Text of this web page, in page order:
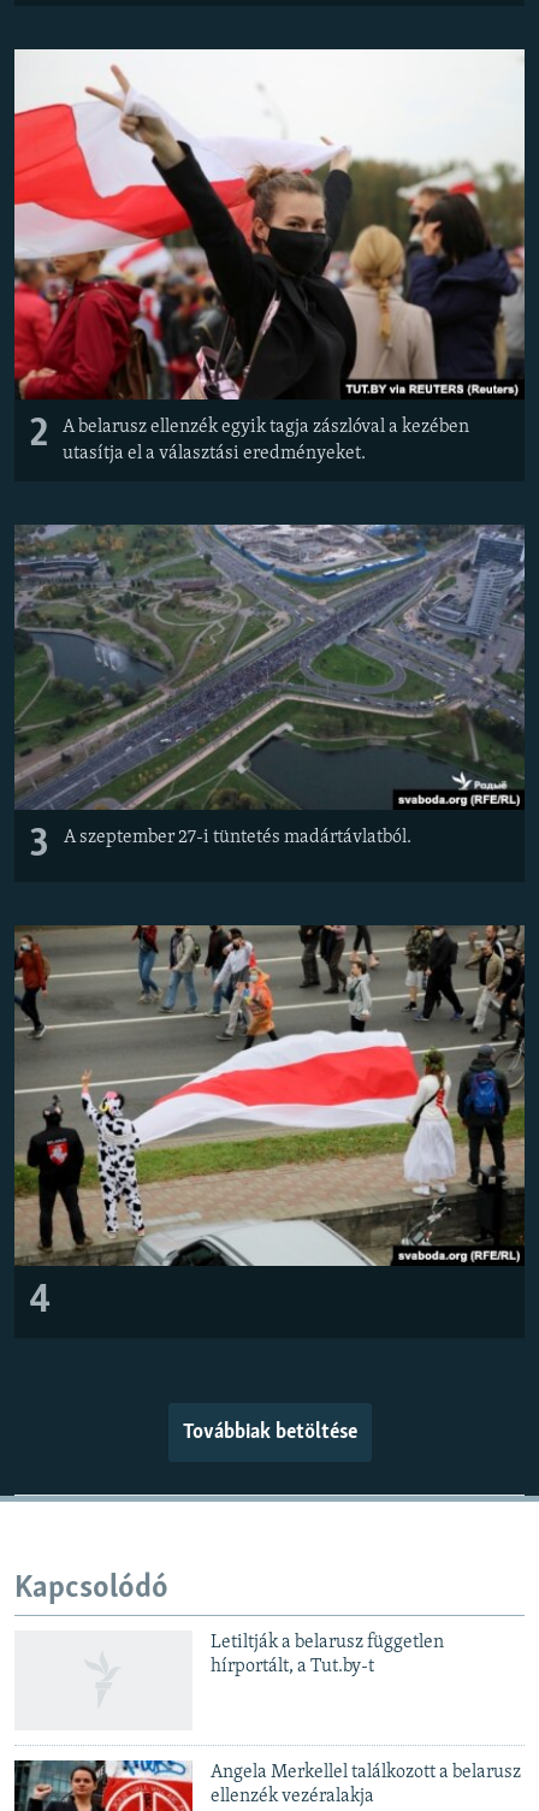
2
A belarusz ellenzék egyik tagja zászlóval a kezében
utasítja el a választási eredményeket.
3 A szeptember 27-i tüntetés madártávlatból.
4
Továbbiak betöltése
Kapcsolódó
Letiltják a belarusz független
hírportált, a Tut.by-t
Angela Merkellel találkozott a belarusz
ellenzék vezéralakja